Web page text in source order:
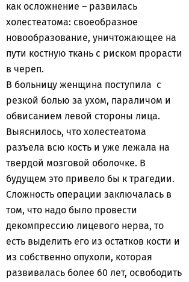
как осложнение – развилась
холестеатома: своеобразное
новообразование, уничтожающее на
пути костную ткань с риском прорасти
в череп.
В больницу женщина поступила с
резкой болью за ухом, параличом и
обвисанием левой стороны лица.
Выяснилось, что холестеатома
разъела всю кость и уже лежала на
твердой мозговой оболочке. В
будущем это привело бы к трагедии.
Сложность операции заключалась в
том, что надо было провести
декомпрессию лицевого нерва, то
есть выделить его из остатков кости и
из собственно опухоли, которая
развивалась более 60 лет, освободить